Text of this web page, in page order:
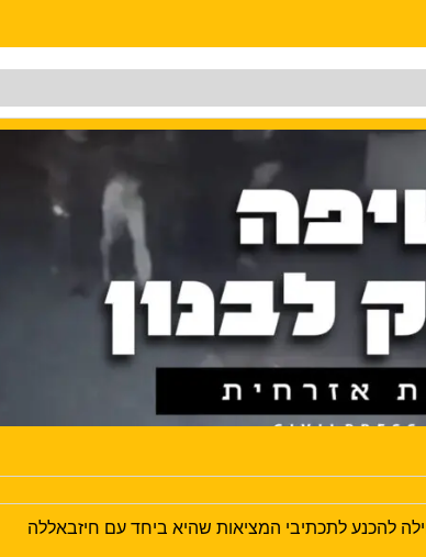
להכנע לתכתיבי המציאות שהיא ביחד עם חיזבאללה